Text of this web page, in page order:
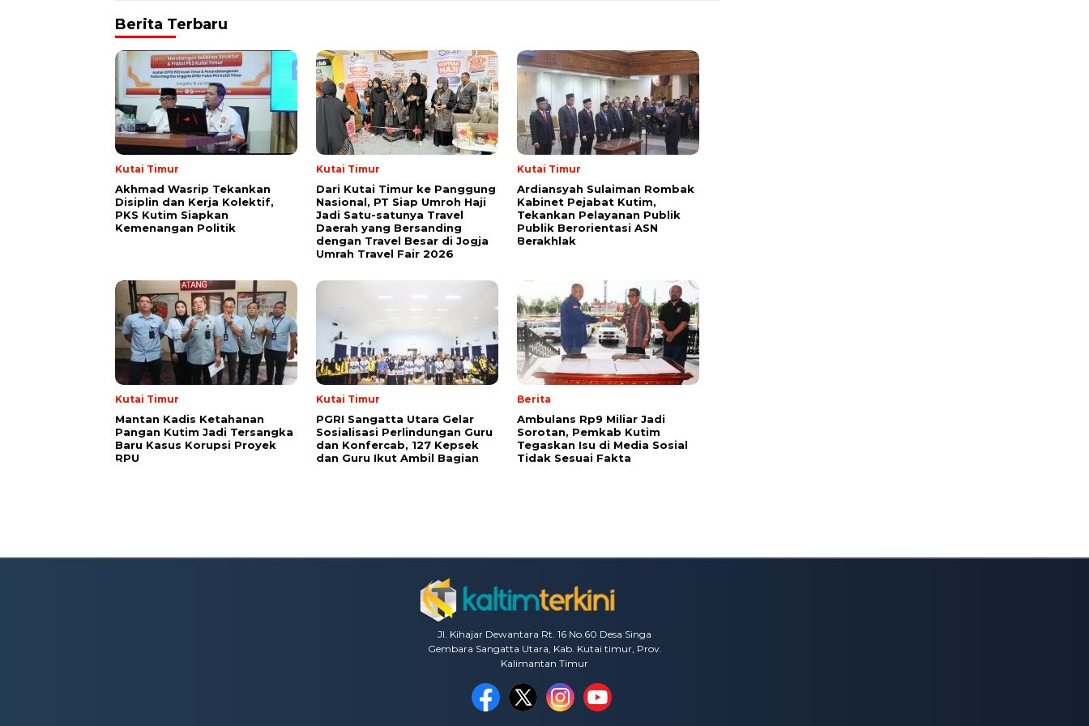
Berita Terbaru
Kutai Timur
Akhmad Wasrip Tekankan
Disiplin dan Kerja Kolektif,
PKS Kutim Siapkan
Kemenangan Politik
Kutai Timur
Dari Kutai Timur ke Panggung
Nasional, PT Siap Umroh Haji
Jadi Satu-satunya Travel
Daerah yang Bersanding
dengan Travel Besar di Jogja
Umrah Travel Fair 2026
Kutai Timur
Ardiansyah Sulaiman Rombak
Kabinet Pejabat Kutim,
Tekankan Pelayanan Publik
Publik Berorientasi ASN
Berakhlak
Kutai Timur
Mantan Kadis Ketahanan
Pangan Kutim Jadi Tersangka
Baru Kasus Korupsi Proyek
RPU
Kutai Timur
PGRI Sangatta Utara Gelar
Sosialisasi Perlindungan Guru
dan Konfercab, 127 Kepsek
dan Guru Ikut Ambil Bagian
Berita
Ambulans Rp9 Miliar Jadi
Sorotan, Pemkab Kutim
Tegaskan Isu di Media Sosial
Tidak Sesuai Fakta
Jl. Kihajar Dewantara Rt. 16 No.60 Desa Singa
Gembara Sangatta Utara, Kab. Kutai timur, Prov.
Kalimantan Timur